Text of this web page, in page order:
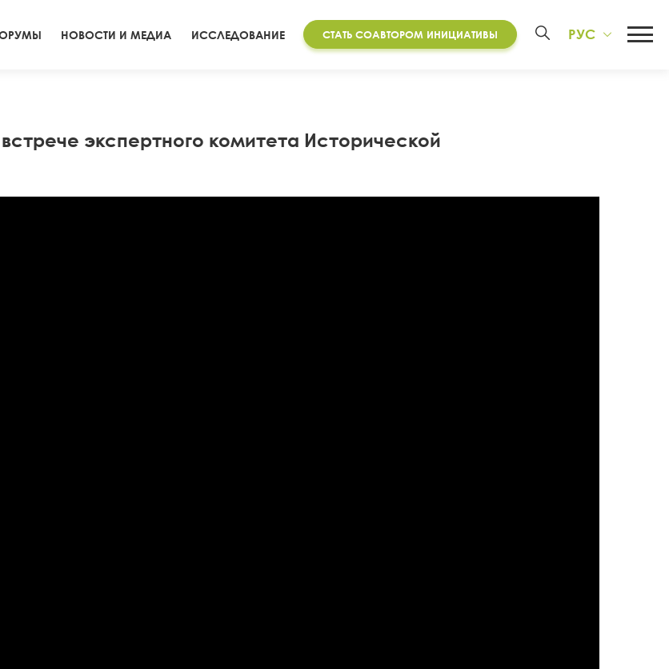
НОВОСТИ И МЕДИА ИССЛЕДОВАНИЕ СТАТЬ СОАВТОРОМ ИНИЦИАТИВЫ РУС
экспертного комитета Исторической